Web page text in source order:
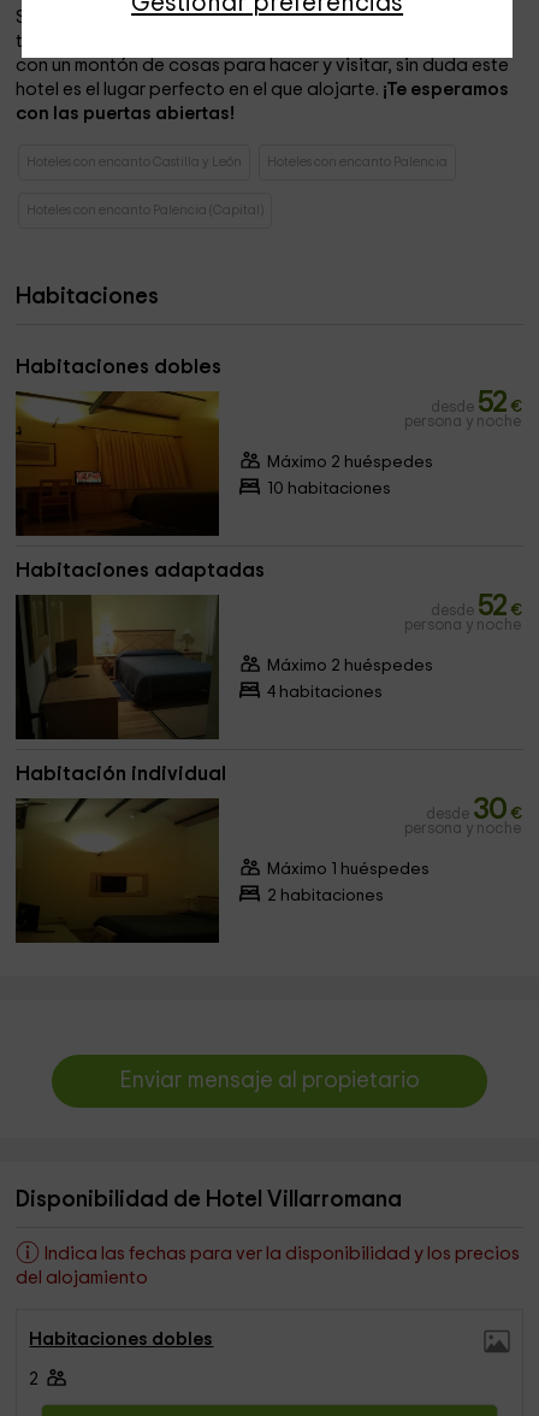
Si estás buscando un lugar de retiro, donde olvidarte de
todas las rutinas del día a día y en el que además cuentes
con un montón de cosas para hacer y visitar, sin duda este
hotel es el lugar perfecto en el que alojarte. ¡Te esperamos
con las puertas abiertas!
Hoteles con encanto Castilla y León Hoteles con encanto Palencia
Hoteles con encanto Palencia (Capital)
Habitaciones
Habitaciones dobles
desde 52 €
persona y noche
Máximo 2 huéspedes
10 habitaciones
Habitaciones adaptadas
desde 52 €
persona y noche
Máximo 2 huéspedes
4 habitaciones
Habitación individual
desde 30 €
persona y noche
Máximo 1 huéspedes
2 habitaciones
Enviar mensaje al propietario
Disponibilidad de Hotel Villarromana
Indica las fechas para ver la disponibilidad y los precios
del alojamiento
Habitaciones dobles
2